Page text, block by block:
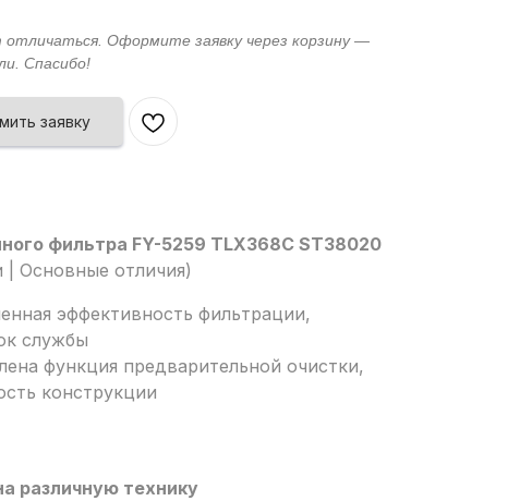
заявку
фильтра FY-5259 TLX368C ST38020
Основные отличия)
эффективность фильтрации,
службы
функция предварительной очистки,
конструкции
различную технику